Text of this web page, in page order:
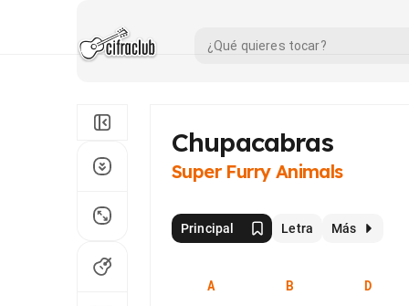
Chupacabras
Super Furry Animals
Principal Letra Más
A B D